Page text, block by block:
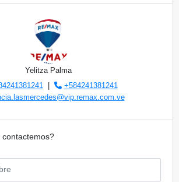
Yelitza Palma
|
+584241381241